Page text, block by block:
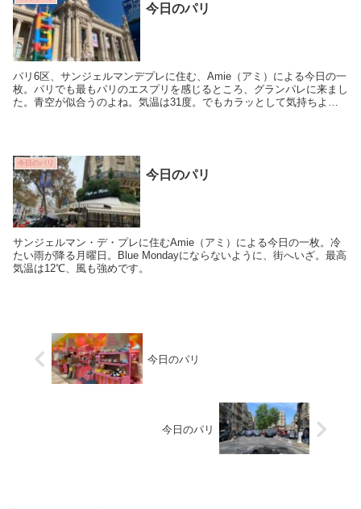
今日のパリ
パリ6区、サンジェルマンデプレに住む、Amie（アミ）による今日の一
枚。パリでも最もパリのエスプリを感じるところ、グランパレに来まし
た。青空が似合うのよね。気温は31度。でもカラッとして気持ちよい
今日のパリ
今日のパリ
サンジェルマン・デ・プレに住むAmie（アミ）による今日の一枚。冷
たい雨が降る月曜日。Blue Mondayにならないように、街へいざ。最高
気温は12℃、風も強めです。
今日のパリ
今日のパリ